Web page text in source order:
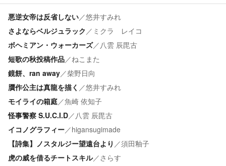
悪逆女帝は反省しない／悠井すみれ
さよならベルジュラック ／ ミクラ レイコ
ボヘミアン・ウォーカーズ／ 八雲 辰毘古
短歌の秋投稿作品／ねこまた
鏡餅、ran away／柴野日向
贋作公主は真龍を描く ／悠井すみれ
モイライの箱庭／魚崎 依知子
怪事警察 S.U.C.I.D／ 八雲 辰毘古
イコノグラフィー／higansugimade
【詩集】ノスタルジー望遠台より ／須田釉子
虎の威を借るチートスキル／ さらす